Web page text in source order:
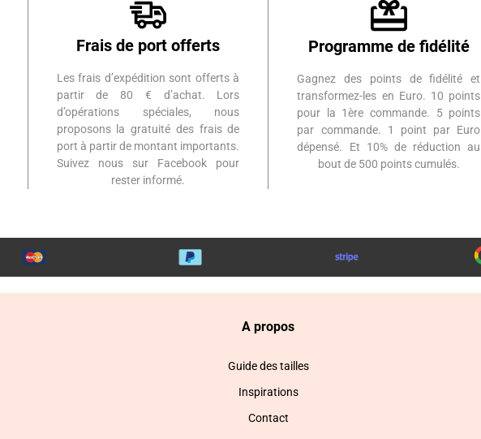
Frais de port offerts
Les frais d’expédition sont offerts à
partir de 80 € d’achat. Lors
d’opérations spéciales, nous
proposons la gratuité des frais de
port à partir de montant importants.
Suivez nous sur Facebook pour
rester informé.
Programme de fidélité
Gagnez des points de fidélité et
transformez-les en Euro. 10 points
pour la 1ère commande. 5 points
par commande. 1 point par Euro
dépensé. Et 10% de réduction au
bout de 500 points cumulés.
A propos
Guide des tailles
Inspirations
Contact